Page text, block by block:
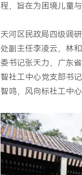
程，旨在为困境儿童
天河区民政局四级调
处副主任李凌云，林
委书记张天力，广东
智社工中心党支部书
智鸣，风向标社工中